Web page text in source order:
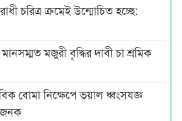
চরিত্র ক্রমেই উন্মোচিত হচ্ছে:
মজুরী বৃদ্ধির দাবী চা শ্রমিক
বোমা নিক্ষেপে ভয়াল ধ্বংসযজ্ঞ